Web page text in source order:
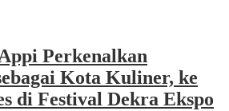
Perkenalkan
Kota Kuliner, ke
di Festival Dekra Ekspo